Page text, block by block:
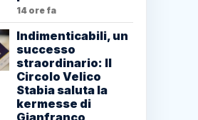
14 ore fa
Indimenticabili, un
successo
straordinario: Il
Circolo Velico
Stabia saluta la
kermesse di